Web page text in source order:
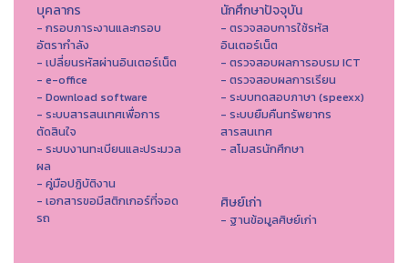
บุคลากร
- กรอบภาระงานและกรอบ
อัตรากำลัง
- เปลี่ยนรหัสผ่านอินเตอร์เน็ต
- e-office
- Download software
- ระบบสารสนเทศเพื่อการ
ตัดสินใจ
- ระบบงานทะเบียนและประมวล
ผล
- คู่มือปฏิบัติงาน
- เอกสารขอมีสติกเกอร์ที่จอด
รถ
นักศึกษาปัจจุบัน
- ตรวจสอบการใช้รหัส
อินเตอร์เน็ต
- ตรวจสอบผลการอบรม ICT
- ตรวจสอบผลการเรียน
- ระบบทดสอบภาษา (speexx)
- ระบบยืมคืนทรัพยากร
สารสนเทศ
- สโมสรนักศึกษา
ศิษย์เก่า
- ฐานข้อมูลศิษย์เก่า